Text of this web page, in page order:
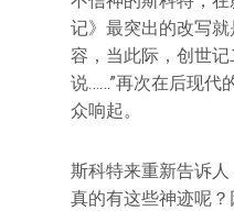
记》最突出的改写
容，当此际，创世
说……”再次在后现代
众响起。
斯科特来重新告诉
真的有这些神迹呢